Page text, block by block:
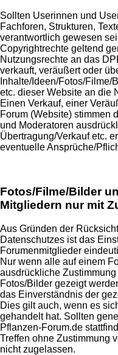
Sollten Userinnen und
Fachforen, Strukturen,
verantwortlich gewesen
Copyrightrechte geltend
Nutzungsrechte an das
verkauft, veräußert oder
Inhalte/Ideen/Fotos/
etc. dieser Website an die
Einen Verkauf, einer
Forum (Website) stimmen
und Moderatoren
Übertragung/Verkauf etc.
eventuelle Ansprüche/
Fotos/Filme/Bilder
Mitgliedern nur mit
Aus Gründen der
Datenschutzes ist das
Forumenmitglieder
Nur wenn alle auf einem
ausdrückliche
Fotos/Bilder gezeigt
das Einverständnis der
Dies gilt auch, wenn es
gehandelt hat. Sollten
Pflanzen-Forum.de
Treffen ohne Zustimmung
nicht zugelassen.